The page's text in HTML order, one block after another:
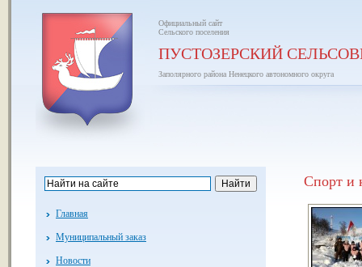
Официальный сайт
Сельского поселения
ПУСТОЗЕРСКИЙ
Заполярного района Ненецкого автономного округа
Главная
Муниципальный заказ
Новости
Спорт и